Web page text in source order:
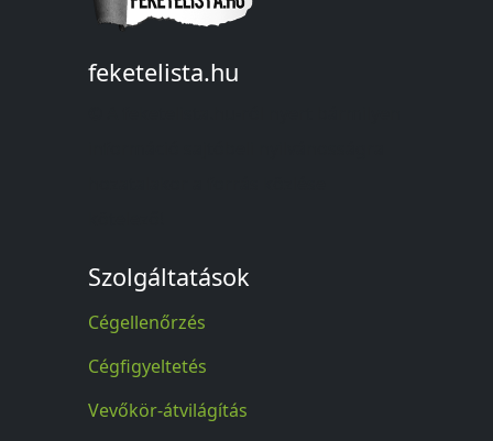
feketelista.hu
Szolgáltatások
Cégellenőrzés
Cégfigyeltetés
Vevőkör-átvilágítás